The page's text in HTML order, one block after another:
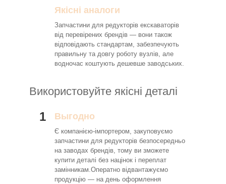
Якісні аналоги
Запчастини для редукторів екскаваторів
від перевірених брендів — вони також
відповідають стандартам, забезпечують
правильну та довгу роботу вузлів, але
водночас коштують дешевше заводських.
Використовуйте якісні деталі
1 Выгодно
Є компанією-імпортером, закуповуємо
запчастини для редукторів безпосередньо
на заводах брендів, тому ви зможете
купити деталі без націнок і переплат
замінникам.Оператно відвантажуємо
продукцію — на день оформлення